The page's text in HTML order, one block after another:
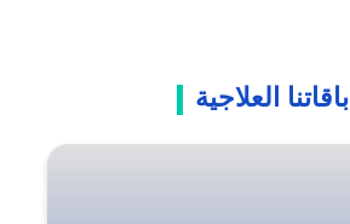
باقاتنا العلاجية